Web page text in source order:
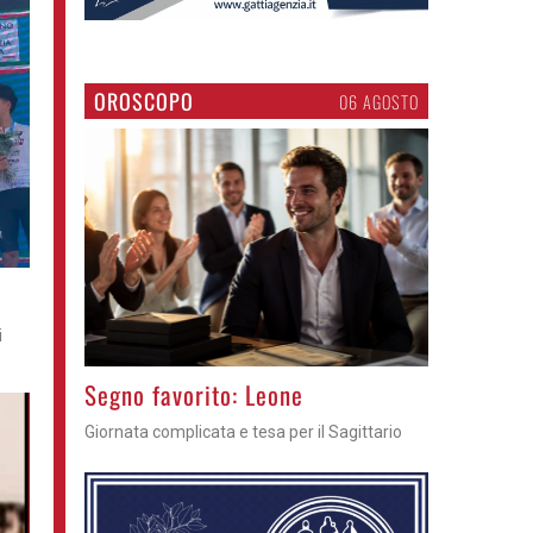
OROSCOPO 06 AGOSTO
>
Segno favorito: Leone
Giornata complicata e tesa per il Sagittario